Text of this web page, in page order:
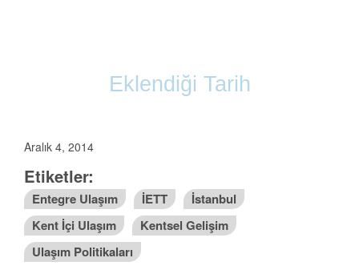
Eklendiği Tarih
Aralık 4, 2014
Etiketler:
Entegre Ulaşım İETT
İstanbul
Kent İçi Ulaşım
Kentsel Gelişim
Ulaşım Politikaları